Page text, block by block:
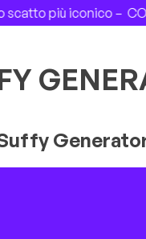
scatto più iconico –